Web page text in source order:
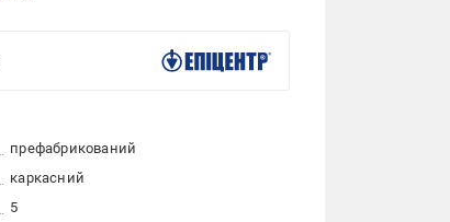
префабрикований
каркасний
5